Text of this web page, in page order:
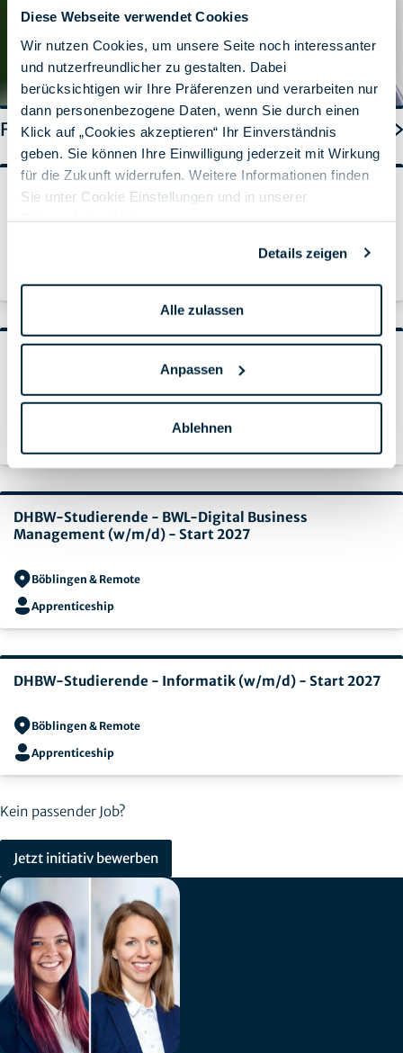
Diese Webseite verwendet Cookies
Wir nutzen Cookies, um unsere Seite noch interessanter
und nutzerfreundlicher zu gestalten. Dabei
berücksichtigen wir Ihre Präferenzen und verarbeiten nur
dann personenbezogene Daten, wenn Sie durch einen
Klick auf „Cookies akzeptieren“ Ihr Einverständnis
geben. Sie können Ihre Einwilligung jederzeit mit Wirkung
für die Zukunft widerrufen. Weitere Informationen finden
Sie unter Cookie Einstellungen und in unserer
Details zeigen
Alle zulassen
Anpassen
Ablehnen
FAQ
Unsere aktuellen Stellen
Auszubildende der Fachinformatik für
Systemintegration (w/m/d) - Start 2027
Systemintegration (w/m/d) - Start August 2027
DHBW-Studierende - BWL-Digital Business
Management (w/m/d) - Start 2027
Böblingen & Remote
Apprenticeship
DHBW-Studierende - Informatik (w/m/d) - Start 2027
Böblingen & Remote
Apprenticeship
Kein passender Job?
Jetzt initiativ bewerben